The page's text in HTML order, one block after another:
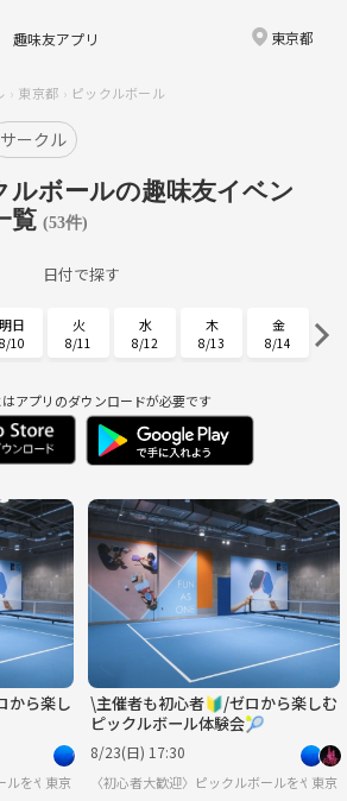
趣味友アプリ 東京都
東京都 ピックルボール
サークル
ルボールの趣味友イベン
覧 (53件)
日付で探す
明日
8/10
火
8/11
水
8/12
木
8/13
金
8/14
8/16 8/17 8/18 8/19
土
8/22
月
8/24
火
8/25
8/28 8/29 8/30 8/31 9/1
木
9/3
金
9/4
土
9/5
日
9/6
月
9/7
はアプリのダウンロードが必要です
から楽し
ルをやろう
東京
\主催者も初心者🔰/ゼロから楽しむ
ピックルボール体験会🎾
8/23(日) 17:30
〈初心者大歓迎〉ピックルボールをやろう
東京